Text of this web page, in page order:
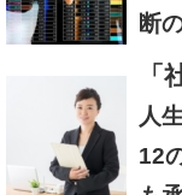
断
人
12